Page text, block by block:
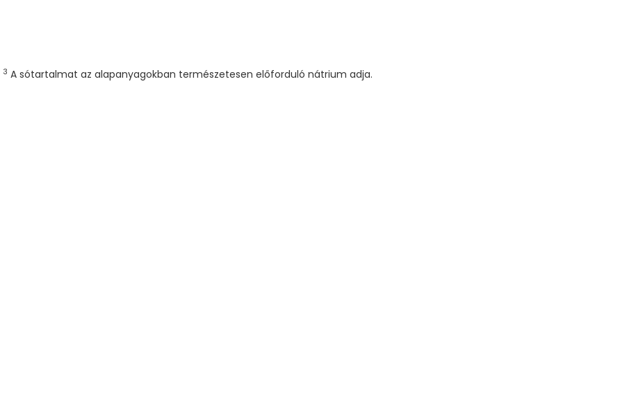
3 A sótartalmat az alapanyagokban természetesen előforduló nátrium adja.